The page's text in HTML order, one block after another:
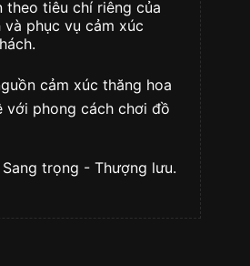
theo tiêu chí riêng của
phục vụ cảm xúc
cảm xúc thăng hoa
với phong cách chơi đồ
trọng - Thượng lưu.